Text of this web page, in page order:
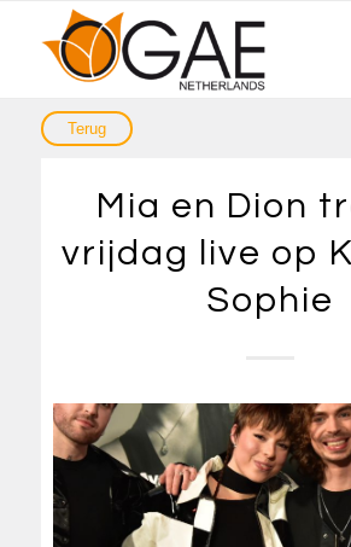
Mia en Dion
vrijdag live op
Sophie